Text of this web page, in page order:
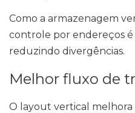
Como a armazenagem
controle por endereços é
reduzindo divergências.
Melhor fluxo de
O layout vertical melhora